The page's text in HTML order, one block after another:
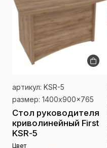
артикул: KSR-5
размер: 1400x900x765
Стол руководителя
криволинейный First
KSR-5
Цвет